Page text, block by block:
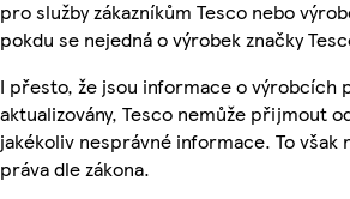
pro služby zákazníkům Tesco nebo
pokdu se nejedná o výrobek značky
I přesto, že jsou informace o výrobcích
aktualizovány, Tesco nemůže přijmout
jakékoliv nesprávné informace. To však
práva dle zákona.